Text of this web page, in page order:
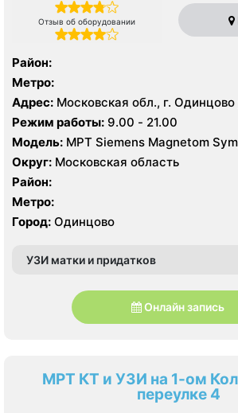
Отзыв об оборудовании
Район:
Метро:
Адрес: Московская обл., г.
Бирюзова, 15
Режим работы: 9.00 - 21.00
Модель: МРТ Siemens Magnetom
Округ: Московская область
Район:
Метро:
Город: Одинцово
УЗИ матки и придатков
Онлайн запись
МРТ КТ и УЗИ на 1-ом
переулке 4